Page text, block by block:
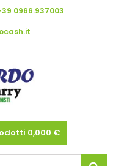
0966.937003
0,000 €